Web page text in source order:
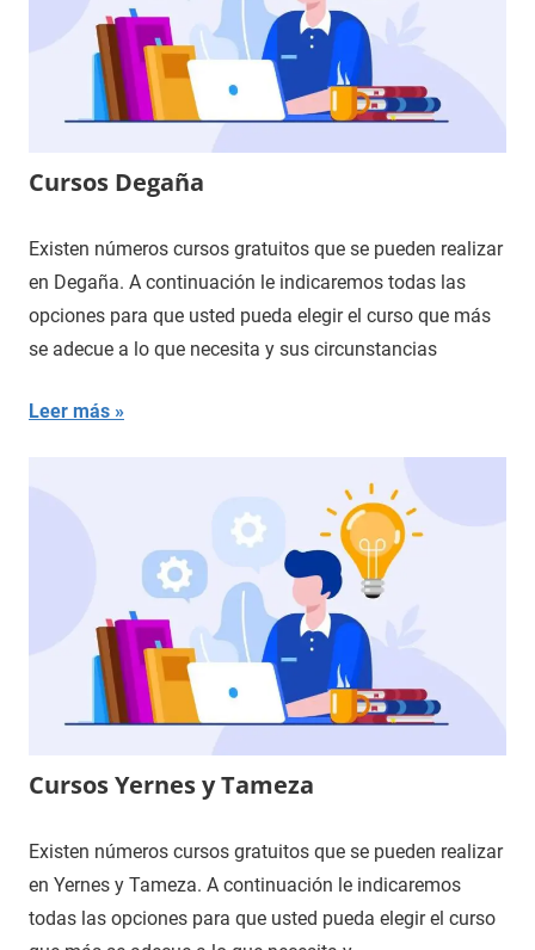
Cursos Degaña
Existen números cursos gratuitos que se pueden realizar
en Degaña. A continuación le indicaremos todas las
opciones para que usted pueda elegir el curso que más
se adecue a lo que necesita y sus circunstancias
Leer más
Cursos Yernes y Tameza
Existen números cursos gratuitos que se pueden realizar
en Yernes y Tameza. A continuación le indicaremos
todas las opciones para que usted pueda elegir el curso